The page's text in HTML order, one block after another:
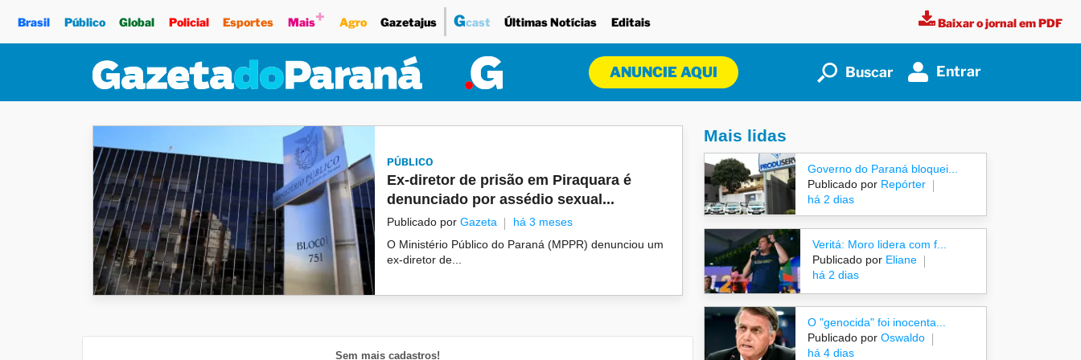
Brasil Público Global Policial Esportes Mais+ Agro Gazetajus Gcast Últimas Notícias Editais Baixar o jornal em PDF
ANUNCIE AQUI Buscar Entrar
PÚBLICO
Ex-diretor de prisão em Piraquara é
denunciado por assédio sexual...
Publicado porGazeta
há 3 meses
O Ministério Público do Paraná (MPPR) denunciou um
ex-diretor de...
Sem mais cadastros!
Mais lidas
Governo do Paraná bloquei...
Publicado por Repórter
há 2 dias
Veritá: Moro lidera com f...
Publicado porEliane
há 2 dias
O "genocida" foi inocenta...
Publicado por Oswaldo
há 4 dias